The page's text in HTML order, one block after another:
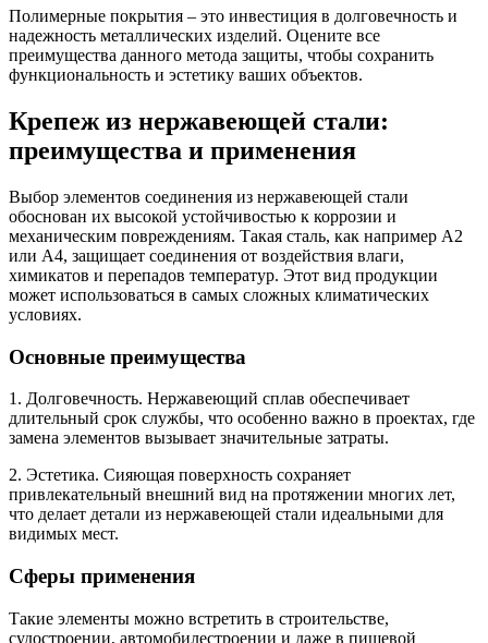
Полимерные покрытия – это инвестиция в долговечность и
надежность металлических изделий. Оцените все
преимущества данного метода защиты, чтобы сохранить
функциональность и эстетику ваших объектов.
Крепеж из нержавеющей стали:
преимущества и применения
Выбор элементов соединения из нержавеющей стали
обоснован их высокой устойчивостью к коррозии и
механическим повреждениям. Такая сталь, как например A2
или A4, защищает соединения от воздействия влаги,
химикатов и перепадов температур. Этот вид продукции
может использоваться в самых сложных климатических
условиях.
Основные преимущества
1. Долговечность. Нержавеющий сплав обеспечивает
длительный срок службы, что особенно важно в проектах, где
замена элементов вызывает значительные затраты.
2. Эстетика. Сияющая поверхность сохраняет
привлекательный внешний вид на протяжении многих лет,
что делает детали из нержавеющей стали идеальными для
видимых мест.
Сферы применения
Такие элементы можно встретить в строительстве,
судостроении, автомобилестроении и даже в пищевой